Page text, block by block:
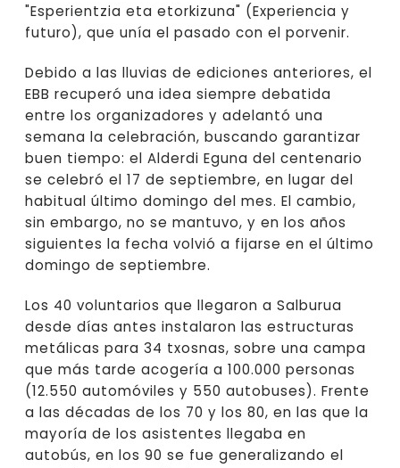
"Esperientzia eta etorkizuna" (Experiencia y
futuro), que unía el pasado con el porvenir.
Debido a las lluvias de ediciones anteriores, el
EBB recuperó una idea siempre debatida
entre los organizadores y adelantó una
semana la celebración, buscando garantizar
buen tiempo: el Alderdi Eguna del centenario
se celebró el 17 de septiembre, en lugar del
habitual último domingo del mes. El cambio,
sin embargo, no se mantuvo, y en los años
siguientes la fecha volvió a fijarse en el último
domingo de septiembre.
Los 40 voluntarios que llegaron a Salburua
desde días antes instalaron las estructuras
metálicas para 34 txosnas, sobre una campa
que más tarde acogería a 100.000 personas
(12.550 automóviles y 550 autobuses). Frente
a las décadas de los 70 y los 80, en las que la
mayoría de los asistentes llegaba en
autobús, en los 90 se fue generalizando el